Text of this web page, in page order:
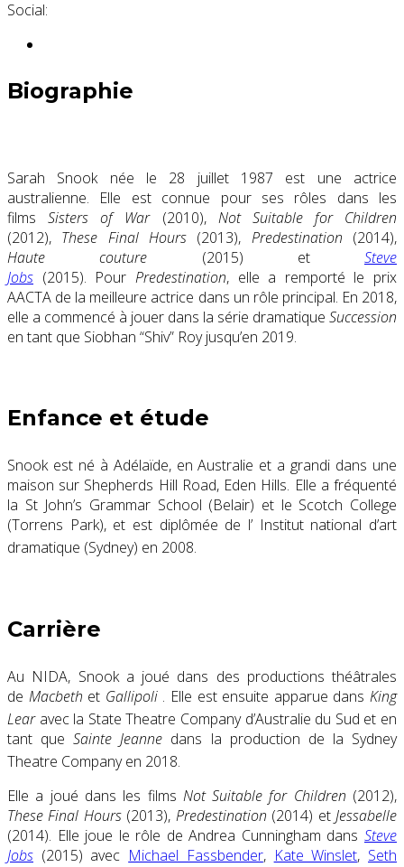
Social:
Biographie
Sarah Snook née le 28 juillet 1987 est une actrice
australienne. Elle est connue pour ses rôles dans les
filmsSisters of War(2010), Not Suitable for Children
(2012), These Final Hours (2013), Predestination (2014),
Haute couture (2015) et Steve
Jobs (2015). Pour Predestination, elle a remporté le prix
AACTA de la meilleure actrice dans un rôle principal. En 2018,
elle a commencé à jouer dans la série dramatique Succession
en tant que Siobhan “Shiv” Roy jusqu’en 2019.
Enfance et étude
Snook est né à Adélaïde, en Australie et a grandi dans une
maison sur Shepherds Hill Road, Eden Hills. Elle a fréquenté
la St John’s Grammar School (Belair) et le Scotch College
(Torrens Park), et est diplômée de l’ Institut national d’art
dramatique (Sydney) en 2008.
Carrière
Au NIDA, Snook a joué dans des productions théâtrales
de Macbeth et Gallipoli. Elle est ensuite apparue dansKing
Learavec la State Theatre Company d’Australie du Sud et en
tant queSainte Jeanne dans la production de la Sydney
Theatre Company en 2018.
Elle a joué dans les films Not Suitable for Children (2012),
These Final Hours(2013), Predestination (2014) etJessabelle
(2014). Elle joue le rôle de Andrea Cunningham dans Steve
Jobs (2015) avec Michael Fassbender, Kate Winslet, Seth